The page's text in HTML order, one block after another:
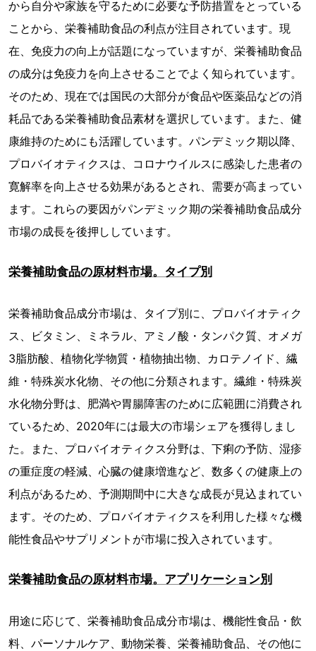
から自分や家族を守るために必要な予防措置をとっている
ことから、栄養補助食品の利点が注目されています。現
在、免疫力の向上が話題になっていますが、栄養補助食品
の成分は免疫力を向上させることでよく知られています。
そのため、現在では国民の大部分が食品や医薬品などの消
耗品である栄養補助食品素材を選択しています。また、健
康維持のためにも活躍しています。パンデミック期以降、
プロバイオティクスは、コロナウイルスに感染した患者の
寛解率を向上させる効果があるとされ、需要が高まってい
ます。これらの要因がパンデミック期の栄養補助食品成分
市場の成長を後押ししています。
栄養補助食品の原材料市場。タイプ別
栄養補助食品成分市場は、タイプ別に、プロバイオティク
ス、ビタミン、ミネラル、アミノ酸・タンパク質、オメガ
3脂肪酸、植物化学物質・植物抽出物、カロテノイド、繊
維・特殊炭水化物、その他に分類されます。繊維・特殊炭
水化物分野は、肥満や胃腸障害のために広範囲に消費され
ているため、2020年には最大の市場シェアを獲得しまし
た。また、プロバイオティクス分野は、下痢の予防、湿疹
の重症度の軽減、心臓の健康増進など、数多くの健康上の
利点があるため、予測期間中に大きな成長が見込まれてい
ます。そのため、プロバイオティクスを利用した様々な機
能性食品やサプリメントが市場に投入されています。
栄養補助食品の原材料市場。アプリケーション別
用途に応じて、栄養補助食品成分市場は、機能性食品・飲
料、パーソナルケア、動物栄養、栄養補助食品、その他に